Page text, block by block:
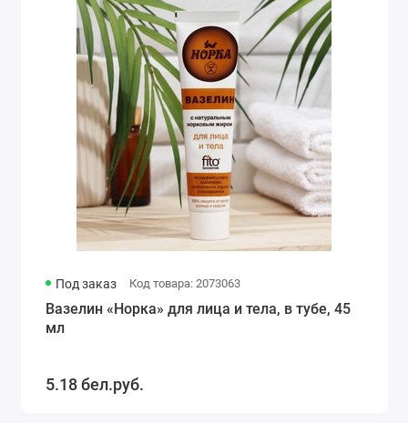
Под заказ Код товара: 2073063
Вазелин «Норка» для лица и тела, в тубе, 45
мл
5.18 бел.руб.